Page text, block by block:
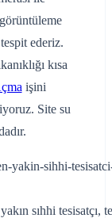
ederiz.
kısa
işini
Site su
sıhhi tesisatçı,